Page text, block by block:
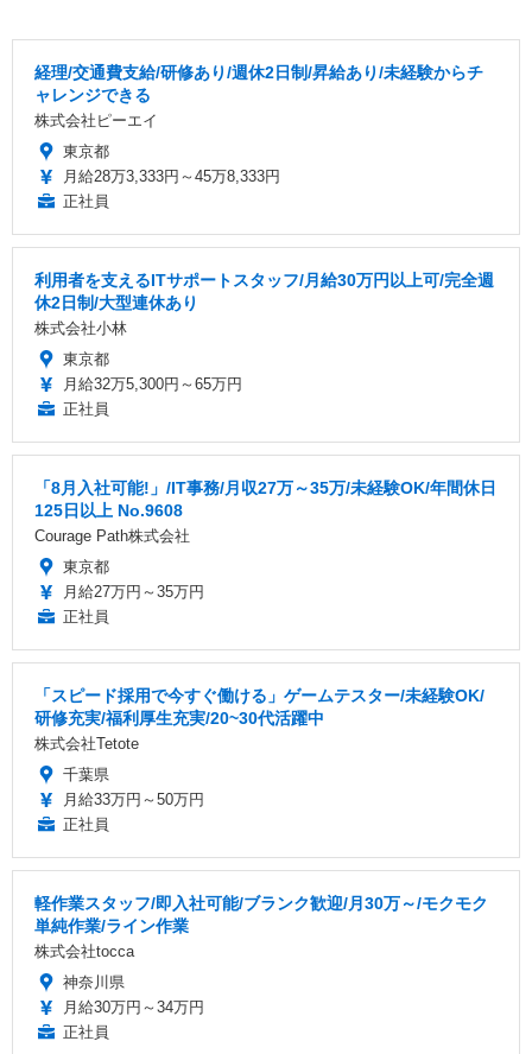
経理/交通費支給/研修あり/週休2日制/昇給あり/未経験からチ
ャレンジできる
株式会社ピーエイ
東京都
月給28万3,333円～45万8,333円
正社員
利用者を支えるITサポートスタッフ/月給30万円以上可/完全週
休2日制/大型連休あり
株式会社小林
東京都
月給32万5,300円～65万円
正社員
「8月入社可能!」/IT事務/月収27万～35万/未経験OK/年間休日
125日以上 No.9608
Courage Path株式会社
東京都
月給27万円～35万円
正社員
「スピード採用で今すぐ働ける」ゲームテスター/未経験OK/
研修充実/福利厚生充実/20~30代活躍中
株式会社Tetote
千葉県
月給33万円～50万円
正社員
軽作業スタッフ/即入社可能/ブランク歓迎/月30万～/モクモク
単純作業/ライン作業
株式会社tocca
神奈川県
月給30万円～34万円
正社員